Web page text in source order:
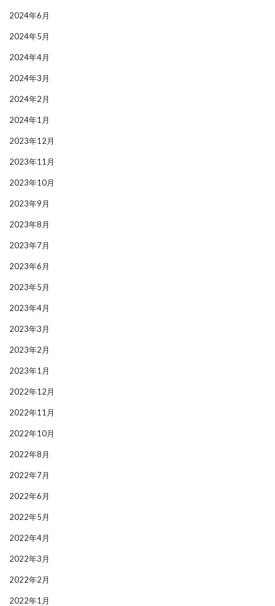
2024年6月
2024年5月
2024年4月
2024年3月
2024年2月
2024年1月
2023年12月
2023年11月
2023年10月
2023年9月
2023年8月
2023年7月
2023年6月
2023年5月
2023年4月
2023年3月
2023年2月
2023年1月
2022年12月
2022年11月
2022年10月
2022年8月
2022年7月
2022年6月
2022年5月
2022年4月
2022年3月
2022年2月
2022年1月